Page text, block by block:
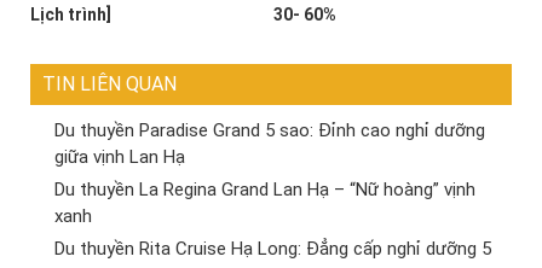
Lịch trình]
30- 60%
TIN LIÊN QUAN
Du thuyền Paradise Grand 5 sao: Đỉnh cao nghỉ dưỡng
giữa vịnh Lan Hạ
Du thuyền La Regina Grand Lan Hạ – “Nữ hoàng” vịnh
xanh
Du thuyền Rita Cruise Hạ Long: Đẳng cấp nghỉ dưỡng 5